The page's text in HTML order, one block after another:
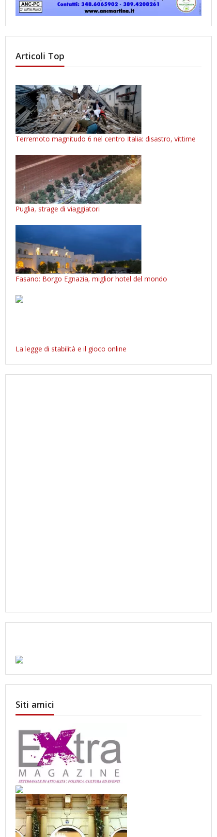
Articoli Top
Terremoto magnitudo 6 nel centro Italia: disastro, vittime
Puglia, strage di viaggiatori
Fasano: Borgo Egnazia, miglior hotel del mondo
La legge di stabilità e il gioco online
Siti amici